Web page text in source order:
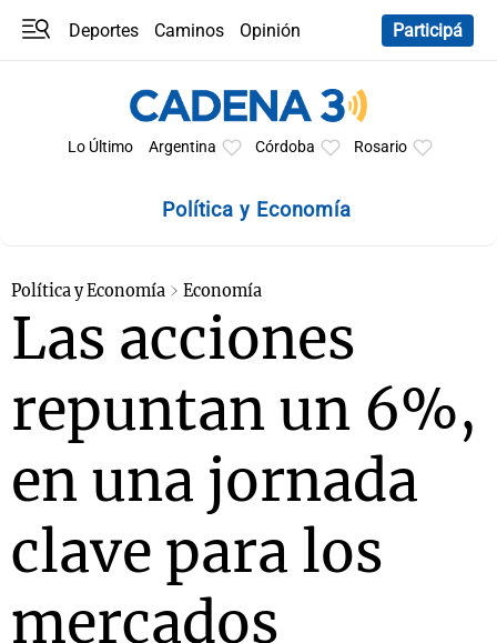
Deportes Caminos
Opinión
Participá
Lo Último Argentina Córdoba Rosario
Política y Economía
Política y Economía Economía
Las acciones
repuntan un 6%,
en una jornada
clave para los
mercados